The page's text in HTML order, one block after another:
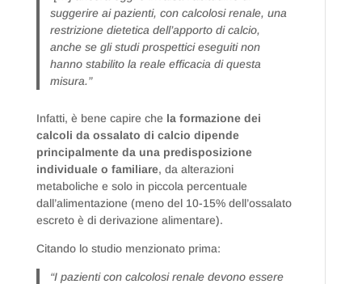
suggerire ai pazienti, con calcolosi renale, una
restrizione dietetica dell’apporto di calcio,
anche se gli studi prospettici eseguiti non
hanno stabilito la reale efficacia di questa
misura.”
Infatti, è bene capire che la formazione dei
calcoli da ossalato di calcio dipende
principalmente da una predisposizione
individuale o familiare, da alterazioni
metaboliche e solo in piccola percentuale
dall’alimentazione (meno del 10-15% dell’ossalato
escreto è di derivazione alimentare).
Citando lo studio menzionato prima:
“I pazienti con calcolosi renale devono essere